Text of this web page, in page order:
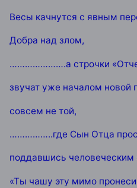
Весы качнутся с явным
Добра над злом,
………………….а строчки
звучат уже началом новой
совсем не той,
……………..где Сын Отца
поддавшись
«Ты чашу эту мимо